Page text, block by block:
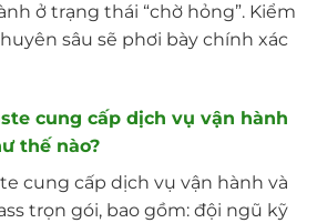
ở trạng thái “chờ hỏng”. Kiểm
sâu sẽ phơi bày chính xác
cung cấp dịch vụ vận hành
thế nào?
cung cấp dịch vụ vận hành và
trọn gói, bao gồm: đội ngũ kỹ